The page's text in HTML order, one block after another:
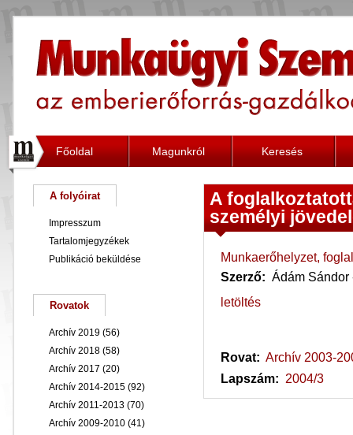
Főoldal Magunkról Keresés
A
személyi
Munkaerőhelyzet,
Szerző: Ádám Sándor
letöltés
Rovat: Archív 2003-
Lapszám: 2004/3
A folyóirat
Impresszum
Tartalomjegyzékek
Publikáció beküldése
Rovatok
Archív 2019 (56)
Archív 2018 (58)
Archív 2017 (20)
Archív 2014-2015 (92)
Archív 2011-2013 (70)
Archív 2009-2010 (41)